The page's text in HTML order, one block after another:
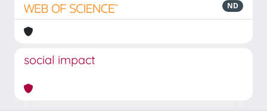
ND
social impact